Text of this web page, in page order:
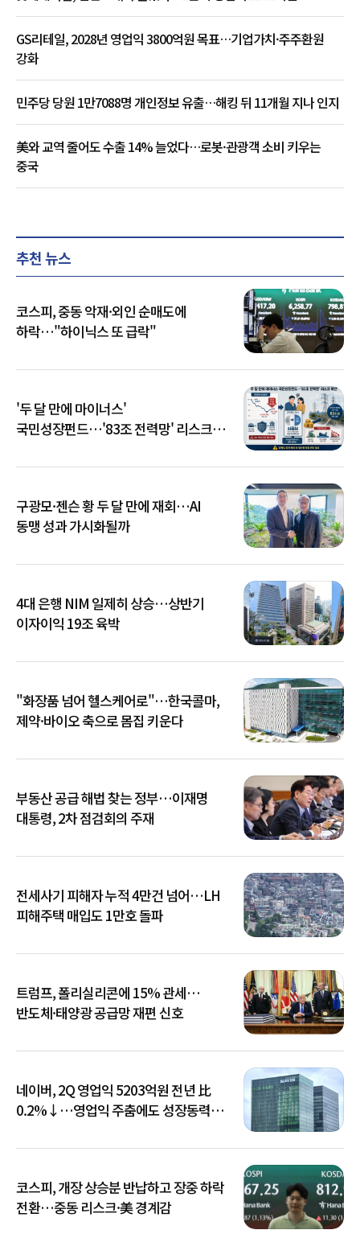
GS리테일, 2028년 영업익 3800억원 목표…기업가치·주주환원
강화
민주당 당원 1만7088명 개인정보 유출…해킹 뒤 11개월 지나 인지
美와 교역 줄어도 수출 14% 늘었다…로봇·관광객 소비 키우는
중국
추천 뉴스
코스피, 중동 악재·외인 순매도에
하락…"하이닉스 또 급락"
'두 달 만에 마이너스'
국민성장펀드…'83조 전력망' 리스크
구광모·젠슨 황 두 달 만에 재회…AI
동맹 성과 가시화될까
4대 은행 NIM 일제히 상승…상반기
이자이익 19조 육박
"화장품 넘어 헬스케어로"…한국콜마,
제약·바이오 축으로 몸집 키운다
부동산 공급 해법 찾는 정부…이재명
대통령, 2차 점검회의 주재
전세사기 피해자 누적 4만건 넘어…LH
피해주택 매입도 1만호 돌파
트럼프, 폴리실리콘에 15% 관세…
반도체·태양광 공급망 재편 신호
네이버, 2Q 영업익 5203억원 전년 比
0.2%↓…영업익 주춤에도 성장동력
코스피, 개장 상승분 반납하고 장중 하락
전환…중동 리스크·美 경계감